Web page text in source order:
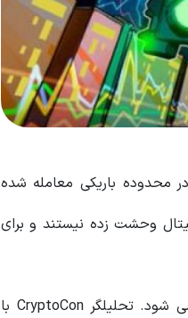
در محدوده باریکی معامله شده
وحشت زده نیستند و برای
به نظر می رسد عرضه بیت کوین به تدریج به سمت دست های قوی تر منتقل می شود. تحلیلگر CryptoCon با